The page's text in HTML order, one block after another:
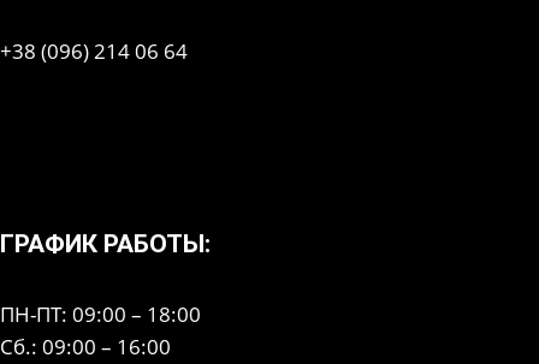
+38 (096) 214 06 64
ГРАФИК РАБОТЫ:
ПН-ПТ: 09:00 – 18:00
Сб.: 09:00 – 16:00